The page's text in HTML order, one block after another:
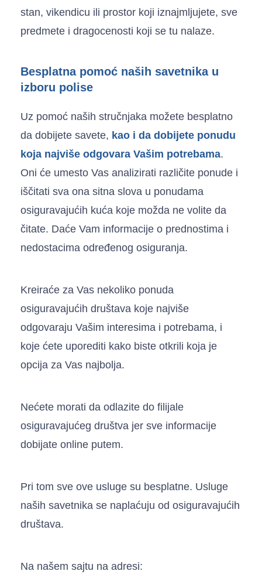
stan, vikendicu ili prostor koji iznajmljujete, sve
predmete i dragocenosti koji se tu nalaze.
Besplatna pomoć naših savetnika u
izboru polise
Uz pomoć naših stručnjaka možete besplatno
da dobijete savete, kao i da dobijete ponudu
koja najviše odgovara Vašim potrebama.
Oni će umesto Vas analizirati različite ponude i
iščitati sva ona sitna slova u ponudama
osiguravajućih kuća koje možda ne volite da
čitate. Daće Vam informacije o prednostima i
nedostacima određenog osiguranja.
Kreiraće za Vas nekoliko ponuda
osiguravajućih društava koje najviše
odgovaraju Vašim interesima i potrebama, i
koje ćete uporediti kako biste otkrili koja je
opcija za Vas najbolja.
Nećete morati da odlazite do filijale
osiguravajućeg društva jer sve informacije
dobijate online putem.
Pri tom sve ove usluge su besplatne. Usluge
naših savetnika se naplaćuju od osiguravajućih
društava.
Na našem sajtu na adresi: